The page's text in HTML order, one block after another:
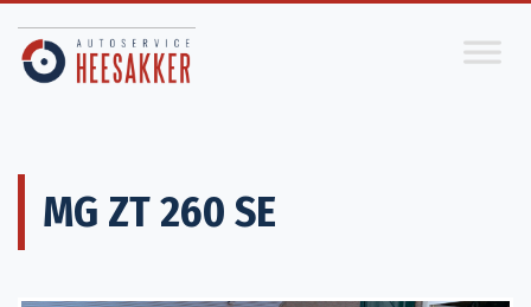
MG ZT 260 SE